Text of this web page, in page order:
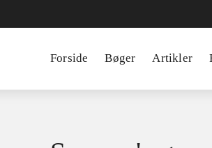
Forside Bøger Artikler